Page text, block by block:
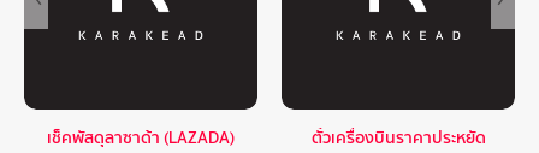
เช็คพัสดุลาซาด้า (LAZADA) ตั๋วเครื่องบินราคาประหยัด